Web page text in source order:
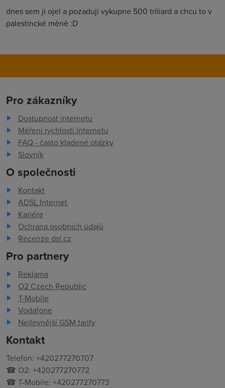
dnes sem ji ojel a pozaduji vykupne 500 triliard a chcu to v
palestincké měně :D
Pro zákazníky
Dostupnost internetu
Měření rychlosti internetu
FAQ - často kladené otázky
Slovník
O společnosti
Kontakt
ADSL Internet
Kariéra
Ochrana osobních údajů
Recenze dsl.cz
Pro partnery
Reklama
O2 Czech Republic
T-Mobile
Vodafone
Nejlevnější GSM tarify
Kontakt
Telefon: +420277270707
☎ O2: +420277270772
☎ T-Mobile: +420277270773